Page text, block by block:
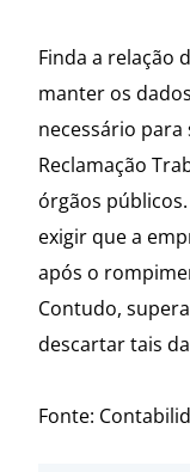
Finda a relação
manter os
necessário para
Reclamação
órgãos
exigir que a
após o
Contudo,
descartar tais
Fonte: